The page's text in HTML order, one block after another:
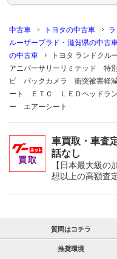
中古車 トヨタの中古車
ルーザープラド・滋賀県の中古
の中古車
トヨタ ランドク
アニバーサリーリミテッド 特
ビ バックカメラ 衝突被害軽
ート ＥＴＣ ＬＥＤヘッドラ
ー エアーシート
車買取・車査
話なし
【日本最大級
想以上の高額査
質問はコチラ
推奨環境